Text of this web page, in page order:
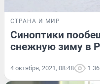
СТРАНА И МИР
Синоптики
снежную зиму в
4 октября, 2021, 08:48 1